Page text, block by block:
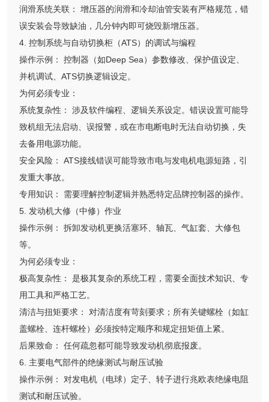
润滑系统关联： 增压器的润滑和冷却油管安装有严格规范，错
误安装会导致缺油，几分钟内即可烧毁新增压器。
4. 控制系统与自动切换柜（ATS）的调试与编程
操作示例： 控制器（如Deep Sea）参数修改、保护值设定、
并机调试、ATS切换逻辑设定。
为何必须专业：
系统复杂性： 涉及软件编程、逻辑关系设定。错误设置可能导
致机组无法启动、误报警，或在市电断电时无法自动切换，失
去备用电源功能。
安全风险： ATS接线错误可能导致市电与发电机电源短路，引
发重大事故。
专用知识： 需要理解控制逻辑并熟悉特定品牌控制器的操作。
5. 发动机大修（中修）作业
操作示例： 拆卸发动机更换活塞环、轴瓦、气缸套、大修包
等。
为何必须专业：
极高复杂性： 是极其复杂的系统工程，需要全面技术知识、专
用工具和严格工艺。
清洁与扭矩要求： 对清洁度有苛刻要求；所有关键螺栓（如缸
盖螺栓、连杆螺栓）必须按特定顺序和规定扭矩值上紧。
后果致命： 任何疏忽都可能导致发动机彻底报废。
6. 主要电气部件的绝缘测试与耐压试验
操作示例： 对发电机（电球）定子、转子进行兆欧表绝缘电阻
测试和耐压试验。